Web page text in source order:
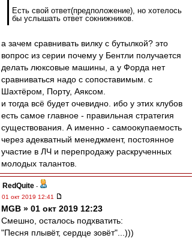
Есть свой ответ(предположение), но хотелось
бы услышать ответ сокнижников.
а зачем сравнивать вилку с бутылкой? это
вопрос из серии почему у Бентли получается
делать люксовые машины, а у Форда нет
сравниваться надо с сопоставимым. с
Шахтёром, Порту, Аяксом.
и тогда всё будет очевидно. ибо у этих клубов
есть самое главное - правильная стратегия
существования. А именно - самоокупаемость
через адекватный менеджмент, постоянное
участие в ЛЧ и перепродажу раскрученных
молодых талантов.
RedQuite -
01 окт 2019 12:41
MGB » 01 окт 2019 12:23
Смешно, осталось подхватить:
"Песня плывёт, сердце зовёт"...)))